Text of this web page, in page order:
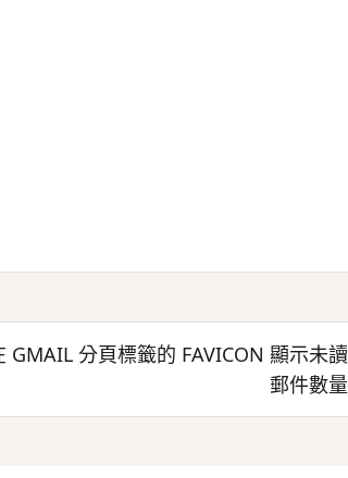
GMAIL 分頁標籤的 FAVICON 顯示未讀
郵件數量